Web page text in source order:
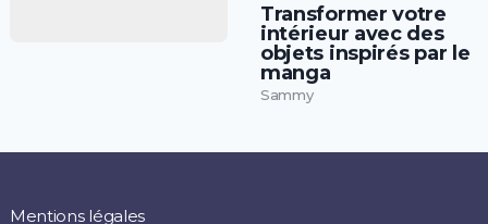
Transformer votre
intérieur avec des
objets inspirés par le
manga
Sammy
Mentions légales